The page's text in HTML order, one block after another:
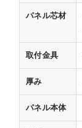
パネル芯材
取付金具
厚み
パネル本体